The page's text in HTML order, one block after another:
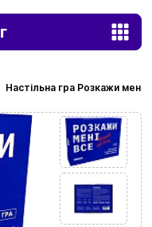
Настільна гра Розкажи мені